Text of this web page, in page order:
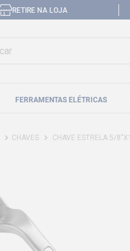
RETIRE NA LOJA
FERRAMENTAS ELÉTRICAS
CHAVES CHAVE ESTRELA 5/